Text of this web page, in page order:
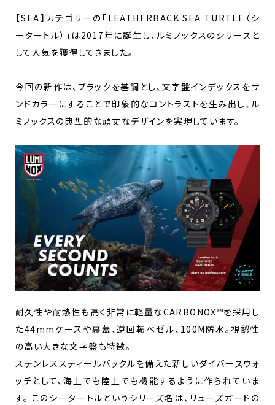
【SEA】カテゴリーの「LEATHERBACK SEA TURTLE（シ
ータートル）」は2017年に誕生し、ルミノックスのシリーズと
して人気を獲得してきました。
今回の新作は、ブラックを基調とし、文字盤インデックスをサ
ンドカラーにすることで印象的なコントラストを生み出し、ル
ミノックスの典型的な頑丈なデザインを実現しています。
耐久性や耐熱性も高く非常に軽量なCARBONOX™を採用し
た44mmケースや裏蓋、逆回転ベゼル、100M防水。視認性
の高い大きな文字盤も特徴。
ステンレススティールバックルを備えた新しいダイバーズウォ
ッチとして、海上でも陸上でも機能するように作られていま
す。 このシータートルというシリーズ名は、リューズガードの